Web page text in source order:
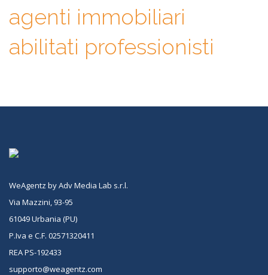
agenti immobiliari
abilitati professionisti
WeAgentz by Adv Media Lab s.r.l.
Via Mazzini, 93-95
61049 Urbania (PU)
P.Iva e C.F. 02571320411
REA PS-192433
supporto@weagentz.com